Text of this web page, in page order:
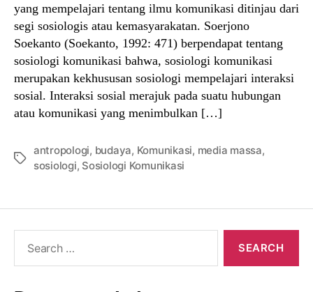
yang mempelajari tentang ilmu komunikasi ditinjau dari
segi sosiologis atau kemasyarakatan. Soerjono
Soekanto (Soekanto, 1992: 471) berpendapat tentang
sosiologi komunikasi bahwa, sosiologi komunikasi
merupakan kekhususan sosiologi mempelajari interaksi
sosial. Interaksi sosial merajuk pada suatu hubungan
atau komunikasi yang menimbulkan […]
Tags
antropologi, budaya, Komunikasi, media massa,
sosiologi, Sosiologi Komunikasi